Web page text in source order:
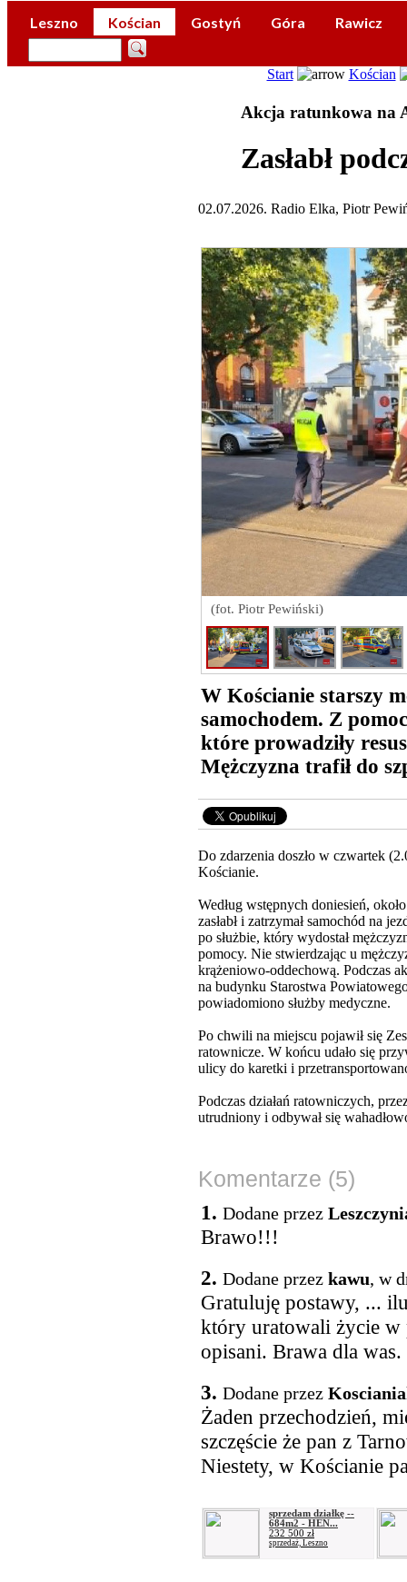
Leszno Kościan Gostyń Góra Rawicz
Start Kościan
Akcja ratunkowa na
Zasłabł
02.07.2026. Radio Elka, Piotr
(fot. Piotr Pewiński)
W Kościanie starszy
samochodem. Z
które prowadziły
Mężczyzna trafił do
Do zdarzenia doszło w czwartek
Kościanie.
Według wstępnych doniesień,
zasłabł i zatrzymał samochód na
po służbie, który wydostał
pomocy. Nie stwierdzając u
krążeniowo-oddechową. Podczas
na budynku Starostwa
powiadomiono służby medyczne.
Po chwili na miejscu pojawił się
ratownicze. W końcu udało się
ulicy do karetki i
Podczas działań ratowniczych,
utrudniony i odbywał się
Komentarze (5)
1. Dodane przez
Brawo!!!
2. Dodane przez kawu, w
Gratuluję postawy, ...
który uratowali życie w
opisani. Brawa dla was.
3. Dodane przez
Żaden przechodzień,
szczęście że pan z
Niestety, w Kościanie
sprzedam działkę --
684m2 - HEN...
232 500 zł
sprzedaż, Leszno